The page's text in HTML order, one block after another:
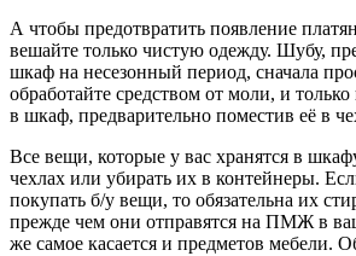
А чтобы предотвратить появление
вешайте только чистую одежду. Шубу,
шкаф на несезонный период, сначала
обработайте средством от моли, и
в шкаф, предварительно поместив её в
Все вещи, которые у вас хранятся в
чехлах или убирать их в контейнеры.
покупать б/у вещи, то обязательна их
прежде чем они отправятся на ПМЖ в
же самое касается и предметов мебели.